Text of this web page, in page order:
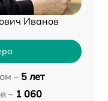
Иванов
– 5 лет
– 1 060